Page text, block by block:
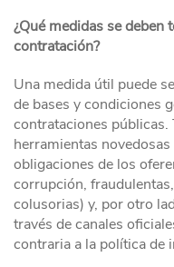
¿Qué medidas se
contratación?
Una medida útil puede
de bases y condiciones
contrataciones
herramientas
obligaciones de los
corrupción,
colusorias) y, por otro
través de canales
contraria a la política de